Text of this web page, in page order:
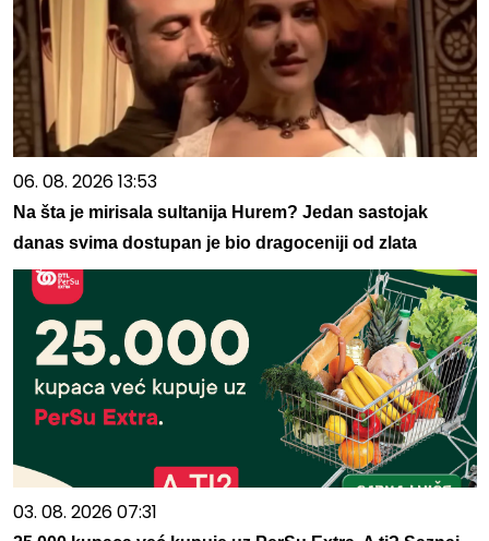
06. 08. 2026 13:53
Na šta je mirisala sultanija Hurem? Jedan sastojak
danas svima dostupan je bio dragoceniji od zlata
03. 08. 2026 07:31